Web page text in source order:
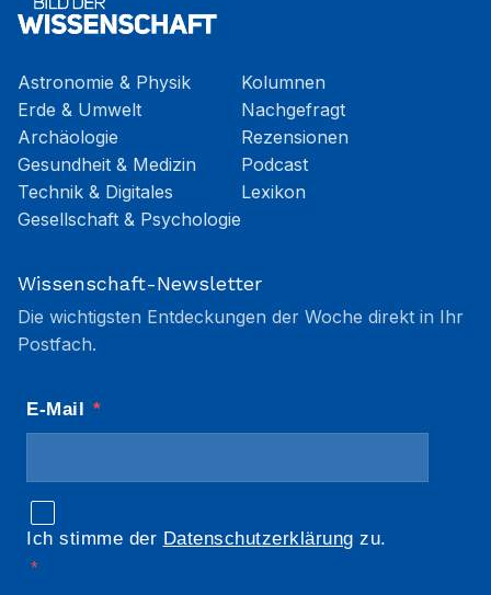
Astronomie & Physik
Erde & Umwelt
Archäologie
Gesundheit & Medizin
Technik & Digitales
Gesellschaft & Psychologie
Kolumnen
Nachgefragt
Rezensionen
Podcast
Lexikon
Wissenschaft-Newsletter
Die wichtigsten Entdeckungen der Woche direkt in Ihr
Postfach.